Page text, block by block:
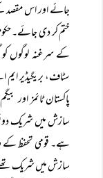
جائے اور اس مقصد
ختم کر دی جائے۔
کے سرغنہ لوگوں کو
سٹاف، بریگیڈیر ایم
پاکستان ٹائمز اور
سازش میں شریک
ہے۔ قومی تحفظ کے
سازش میں شریک